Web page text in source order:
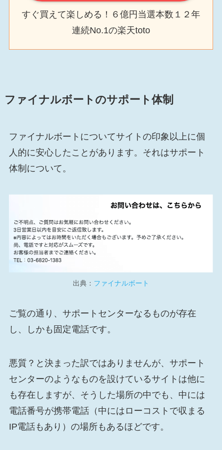
すぐ買えて楽しめる！６億円当選本数１２年
連続No.1の楽天toto
ファイナルボートのサポート体制
ファイナルボートについてサイトの印象以上に個
人的に安心したことがあります。それはサポート
体制について。
出典： ファイナルボート
ご覧の通り、サポートセンターなるものが存在
し、しかも固定電話です。
悪質？と決まった訳ではありませんが、サポート
センターのようなものを設けているサイトは他に
も存在しますが、そうした場所の中でも、中には
電話番号が携帯電話（中にはローコストで収まる
IP電話もあり）の場所もあるほどです。